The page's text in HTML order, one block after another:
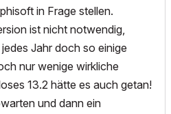
in Frage stellen.
ist nicht notwendig,
Jahr doch so einige
nur wenige wirkliche
13.2 hätte es auch getan!
und dann ein